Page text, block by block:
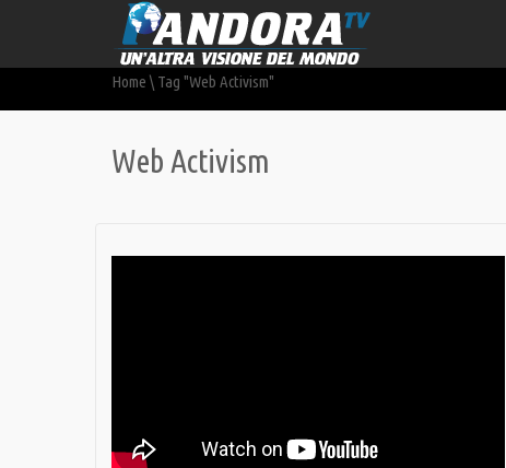
Home \ Tag "Web Activism"
Web Activism